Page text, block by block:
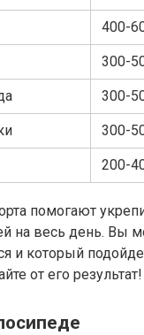
400-
300-
300-
300-
200-
помогают
на весь день. Вы
и который
от его результат!